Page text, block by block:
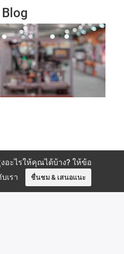
Blog
อะไรให้คุณได้บ้าง? ให้ข้อ
เรา
ชื่นชม & เสนอแนะ